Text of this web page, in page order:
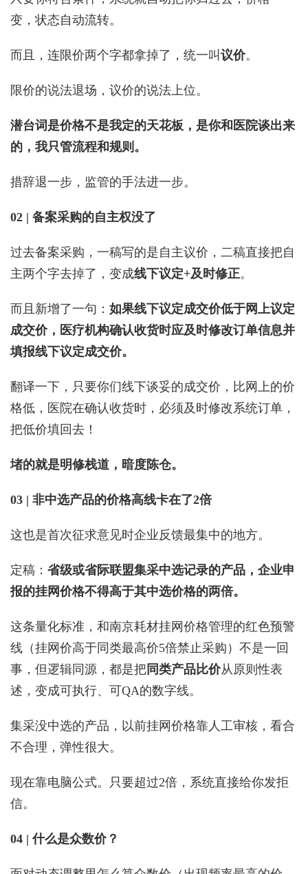
变，状态自动流转。
而且，连限价两个字都拿掉了，统一叫 议价。
限价的说法退场，议价的说法上位。
潜台词是价格不是我定的天花板，是你和医院谈出来
的，我只管流程和规则。
措辞退一步，监管的手法进一步。
02 | 备案采购的自主权没了
过去备案采购，一稿写的是自主议价，二稿直接把自
主两个字去掉了，变成线下议定+及时修正。
而且新增了一句： 如果线下议定成交价低于网上议定
成交价，医疗机构确认收货时应及时修改订单信息并
填报线下议定成交价。
翻译一下，只要你们线下谈妥的成交价，比网上的价
格低，医院在确认收货时，必须及时修改系统订单，
把低价填回去！
堵的就是明修栈道，暗度陈仓。
03 | 非中选产品的价格高线卡在了2倍
这也是首次征求意见时企业反馈最集中的地方。
定稿： 省级或省际联盟集采中选记录的产品，企业申
报的挂网价格不得高于其中选价格的两倍。
这条量化标准，和南京耗材挂网价格管理的红色预警
线（挂网价高于同类最高价5倍禁止采购）不是一回
事，但逻辑同源，都是把 同类产品比价从原则性表
述，变成可执行、可QA的数字线。
集采没中选的产品，以前挂网价格靠人工审核，看合
不合理，弹性很大。
现在靠电脑公式。只要超过2倍，系统直接给你发拒
信。
04 | 什么是众数价？